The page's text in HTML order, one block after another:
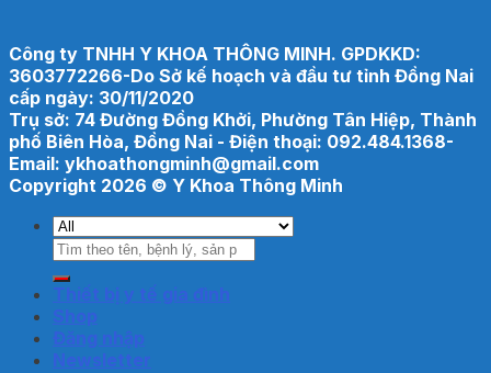
Công ty TNHH Y KHOA THÔNG MINH. GPDKKD:
3603772266-Do Sở kế hoạch và đầu tư tỉnh Đồng Nai
cấp ngày: 30/11/2020
Trụ sở: 74 Đường Đồng Khởi, Phường Tân Hiệp, Thành
phố Biên Hòa, Đồng Nai - Điện thoại: 092.484.1368-
Email: ykhoathongminh@gmail.com
Copyright 2026 © Y Khoa Thông Minh
Search
Thiết bị y tế gia đình
Shop
Đăng nhập
Newsletter